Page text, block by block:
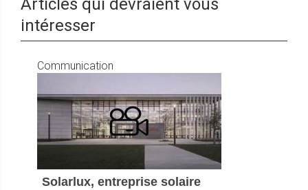
Articles qui devraient vous
intéresser
Communication
Solarlux, entreprise solaire